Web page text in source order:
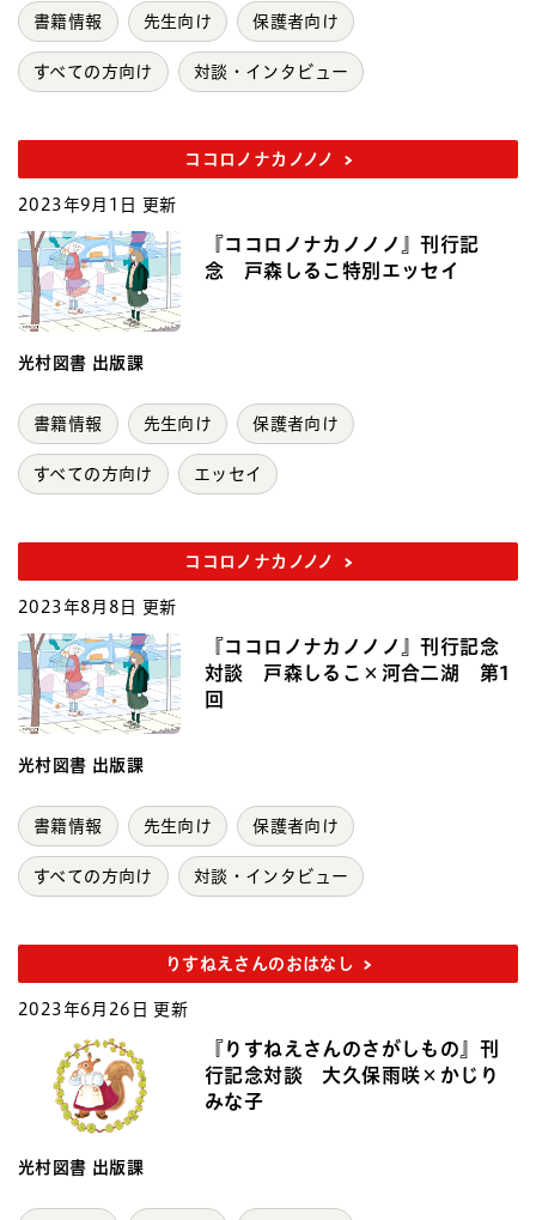
書籍情報 先生向け 保護者向け
すべての方向け 対談・インタビュー
ココロノナカノノノ
2023年9月1日 更新
『ココロノナカノノノ』刊行記
念 戸森しるこ特別エッセイ
光村図書 出版課
書籍情報 先生向け 保護者向け
すべての方向け エッセイ
ココロノナカノノノ
2023年8月8日 更新
『ココロノナカノノノ』刊行記念
対談 戸森しるこ×河合二湖 第1
回
光村図書 出版課
書籍情報 先生向け 保護者向け
すべての方向け 対談・インタビュー
りすねえさんのおはなし
2023年6月26日 更新
『りすねえさんのさがしもの』刊
行記念対談 大久保雨咲×かじり
みな子
光村図書 出版課